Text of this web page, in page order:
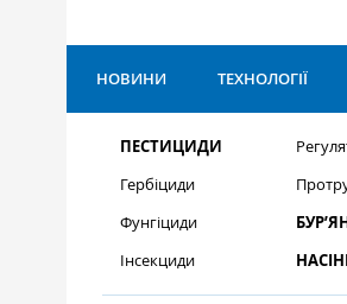
НОВИНИ ТЕХНОЛОГІЇ
ПЕСТИЦИДИ
Гербіциди
Фунгіциди
Інсекциди